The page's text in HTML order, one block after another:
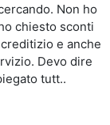
Non ho
chiesto sconti
e anche
Devo dire
tutt..